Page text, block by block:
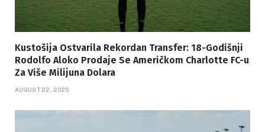
Kustošija Ostvarila Rekordan Transfer: 18-Godišnji
Rodolfo Aloko Prodaje Se Američkom Charlotte FC-u
Za Više Milijuna Dolara
AUGUST 22, 2025